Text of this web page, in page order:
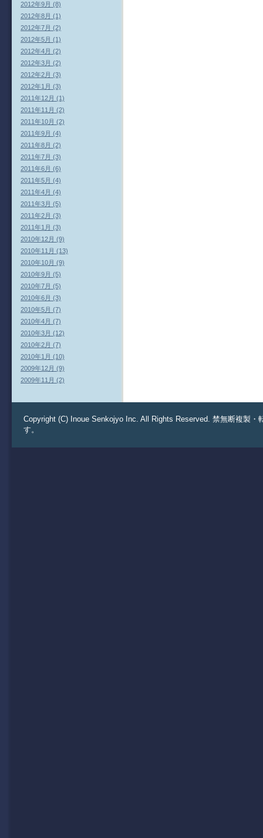
2012年9月 (8)
2012年8月 (1)
2012年7月 (2)
2012年5月 (1)
2012年4月 (2)
2012年3月 (2)
2012年2月 (3)
2012年1月 (3)
2011年12月 (1)
2011年11月 (2)
2011年10月 (2)
2011年9月 (4)
2011年8月 (2)
2011年7月 (3)
2011年6月 (6)
2011年5月 (4)
2011年4月 (4)
2011年3月 (5)
2011年2月 (3)
2011年1月 (3)
2010年12月 (9)
2010年11月 (13)
2010年10月 (9)
2010年9月 (5)
2010年7月 (5)
2010年6月 (3)
2010年5月 (7)
2010年4月 (7)
2010年3月 (12)
2010年2月 (7)
2010年1月 (10)
2009年12月 (9)
2009年11月 (2)
Copyright (C) Inoue Senkojyo Inc. All Rights Reserved. 禁無断複製
す。